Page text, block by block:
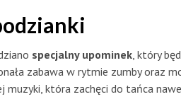
specjalny upominek, który
zabawa w rytmie zumby oraz
muzyki, która zachęci do tańca